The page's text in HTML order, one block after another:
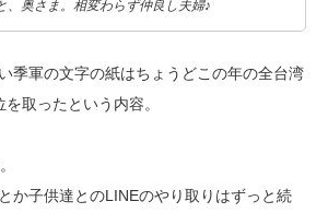
、奥さま。相変わらず仲良し夫婦♪
季軍の文字の紙はちょうどこの年の全台湾
取ったという内容。
か子供達とのLINEのやり取りはずっと続